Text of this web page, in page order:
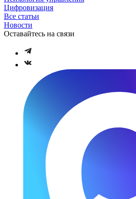
Цифровизация
Все статьи
Новости
Оставайтесь на связи